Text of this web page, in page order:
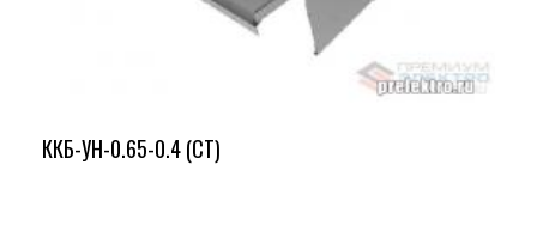
ККБ-УН-0.65-0.4 (СТ)